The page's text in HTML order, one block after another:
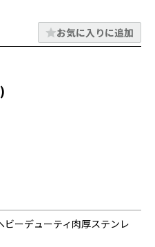
お気に入りに追加
ビーデューティ肉厚ステンレ